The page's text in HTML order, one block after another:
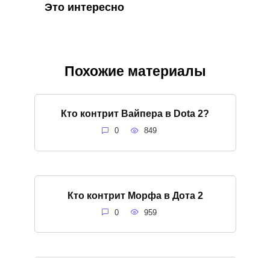
Это интересно
Похожие материалы
Кто контрит Вайпера в Dota 2?
0 849
Кто контрит Морфа в Дота 2
0 959